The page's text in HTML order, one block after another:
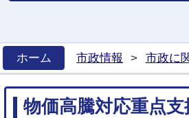
ホーム
市政情報 > 市政に
物価高騰対応重点